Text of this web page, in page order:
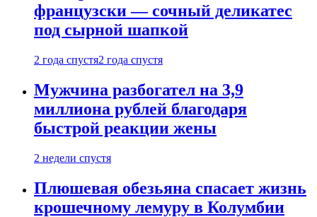
французски — сочный деликатес
под сырной шапкой
2 года спустя2 года спустя
Мужчина разбогател на 3,9
миллиона рублей благодаря
быстрой реакции жены
2 недели спустя
Плюшевая обезьяна спасает жизнь
крошечному лемуру в Колумбии